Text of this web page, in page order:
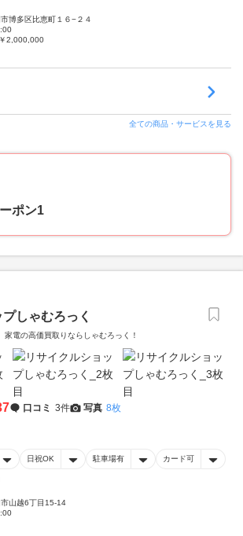
博多区比恵町１６−２４
2,000,000
全ての商品・サービスを見る
ポン1
しゃむろっく
家電の高価買取りならしゃむろっく！
口コミ 3件 写真 8枚
日祝OK 駐車場有 カード可
山越6丁目15-14